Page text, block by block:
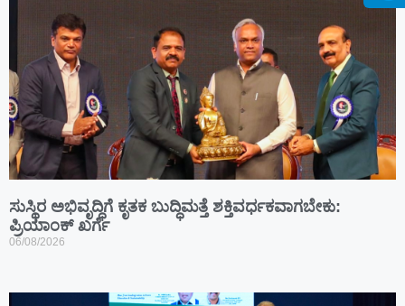
ಸುಸ್ಥಿರ ಅಭಿವೃದ್ಧಿಗೆ ಕೃತಕ ಬುದ್ಧಿಮತ್ತೆ ಶಕ್ತಿವರ್ಧಕವಾಗಬೇಕು:
ಪ್ರಿಯಾಂಕ್ ಖರ್ಗೆ
06/08/2026